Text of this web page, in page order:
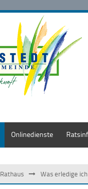
Onlinedienste
Rathaus Was erledige